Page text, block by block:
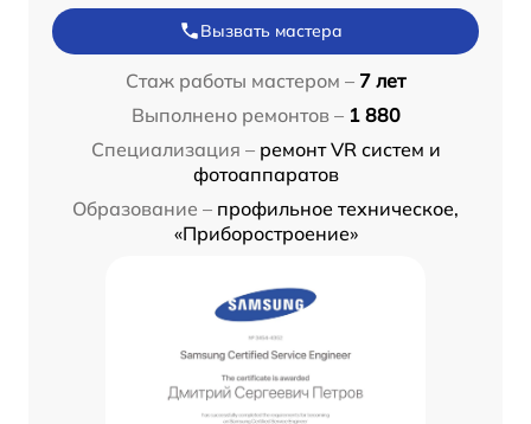
Вызвать мастера
Стаж работы мастером – 7 лет
Выполнено ремонтов – 1 880
Специализация – ремонт VR систем и
фотоаппаратов
Образование – профильное техническое,
«Приборостроение»